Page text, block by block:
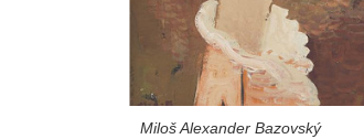
Miloš Alexander Bazovský